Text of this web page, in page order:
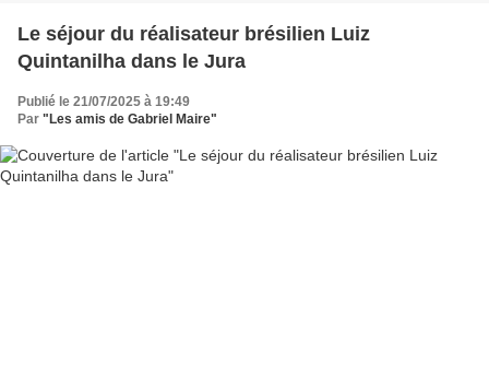
Le séjour du réalisateur brésilien Luiz
Quintanilha dans le Jura
Publié le 21/07/2025 à 19:49
Par "Les amis de Gabriel Maire"